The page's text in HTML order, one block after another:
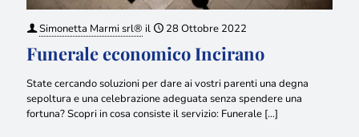
Simonetta Marmi srl® il 28 Ottobre 2022
Funerale economico Incirano
State cercando soluzioni per dare ai vostri parenti una degna
sepoltura e una celebrazione adeguata senza spendere una
fortuna? Scopri in cosa consiste il servizio: Funerale […]